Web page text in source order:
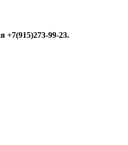
+7(915)273-99-23.